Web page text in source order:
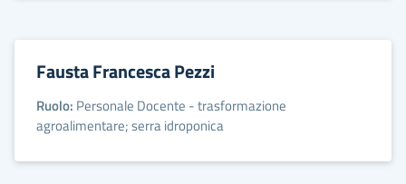
Fausta Francesca Pezzi
Ruolo: Personale Docente - trasformazione
agroalimentare; serra idroponica